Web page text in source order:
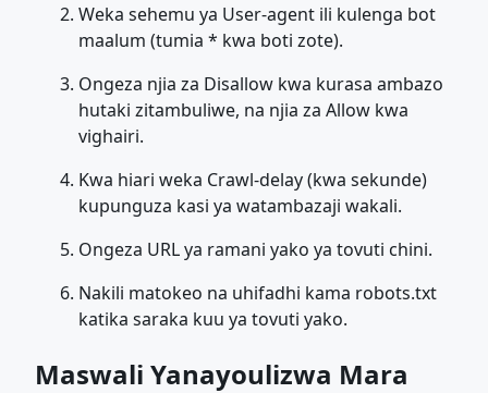
Weka sehemu ya User-agent ili kulenga bot
maalum (tumia * kwa boti zote).
Ongeza njia za Disallow kwa kurasa ambazo
hutaki zitambuliwe, na njia za Allow kwa
vighairi.
Kwa hiari weka Crawl-delay (kwa sekunde)
kupunguza kasi ya watambazaji wakali.
Ongeza URL ya ramani yako ya tovuti chini.
Nakili matokeo na uhifadhi kama robots.txt
katika saraka kuu ya tovuti yako.
Maswali Yanayoulizwa Mara